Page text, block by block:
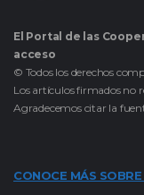
El Portal de las
acceso
© Todos los derechos
Los artículos firmados no
Agradecemos citar la
CONOCE MÁS